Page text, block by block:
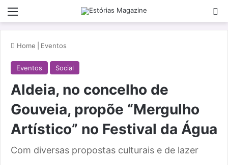
Menu
Home Eventos
Eventos Social
Aldeia, no concelho de
Gouveia, propõe “Mergulho
Artístico” no Festival da Água
Com diversas propostas culturais e de lazer